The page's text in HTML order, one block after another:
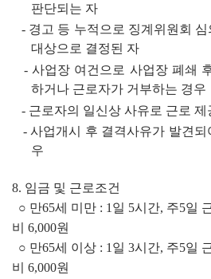
판단되는 자
- 경고 등 누적으로 징계위원회 심
대상으로 결정된 자
- 사업장 여건으로 사업장 폐쇄
하거나 근로자가 거부하는 경우
- 근로자의 일신상 사유로 근로
- 사업개시 후 결격사유가 발견
우
8. 임금 및 근로조건
○ 만65세 미만 : 1 일 5시간, 주5일
비 6,000원
○ 만65세 이상 : 1 일 3시간, 주5일
비 6,000원